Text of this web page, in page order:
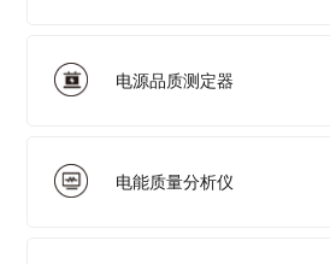
电源品质测定器
电能质量分析仪